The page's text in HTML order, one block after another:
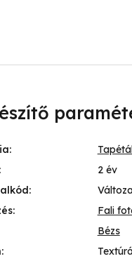
:
2 év
:
:
Fali
Bézs
: